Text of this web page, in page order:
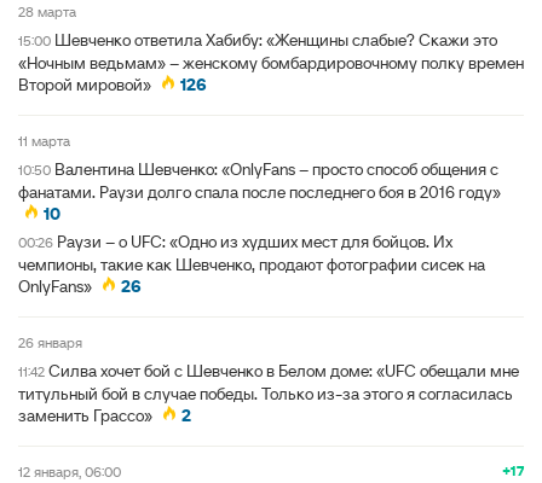
28 марта
15:00 Шевченко ответила Хабибу: «Женщины слабые? Скажи это
«Ночным ведьмам» – женскому бомбардировочному полку времен
Второй мировой»
126
11 марта
10:50 Валентина Шевченко: «OnlyFans – просто способ общения с
фанатами. Раузи долго спала после последнего боя в 2016 году»
10
00:26 Раузи – о UFC: «Одно из худших мест для бойцов. Их
чемпионы, такие как Шевченко, продают фотографии сисек на
OnlyFans»
26
26 января
11:42 Силва хочет бой с Шевченко в Белом доме: «UFC обещали мне
титульный бой в случае победы. Только из-за этого я согласилась
заменить Грассо»
2
+17
12 января, 06:00